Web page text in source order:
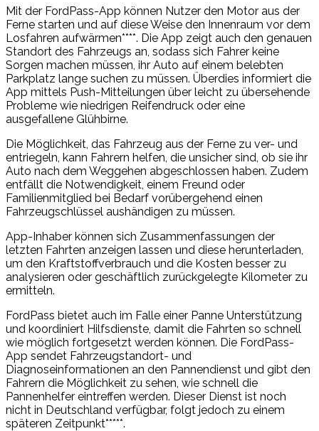
Mit der FordPass-App können Nutzer den Motor aus der
Ferne starten und auf diese Weise den Innenraum vor dem
Losfahren aufwärmen****. Die App zeigt auch den genauen
Standort des Fahrzeugs an, sodass sich Fahrer keine
Sorgen machen müssen, ihr Auto auf einem belebten
Parkplatz lange suchen zu müssen. Überdies informiert die
App mittels Push-Mitteilungen über leicht zu übersehende
Probleme wie niedrigen Reifendruck oder eine
ausgefallene Glühbirne.
Die Möglichkeit, das Fahrzeug aus der Ferne zu ver- und
entriegeln, kann Fahrern helfen, die unsicher sind, ob sie ihr
Auto nach dem Weggehen abgeschlossen haben. Zudem
entfällt die Notwendigkeit, einem Freund oder
Familienmitglied bei Bedarf vorübergehend einen
Fahrzeugschlüssel aushändigen zu müssen.
App-Inhaber können sich Zusammenfassungen der
letzten Fahrten anzeigen lassen und diese herunterladen,
um den Kraftstoffverbrauch und die Kosten besser zu
analysieren oder geschäftlich zurückgelegte Kilometer zu
ermitteln.
FordPass bietet auch im Falle einer Panne Unterstützung
und koordiniert Hilfsdienste, damit die Fahrten so schnell
wie möglich fortgesetzt werden können. Die FordPass-
App sendet Fahrzeugstandort- und
Diagnoseinformationen an den Pannendienst und gibt den
Fahrern die Möglichkeit zu sehen, wie schnell die
Pannenhelfer eintreffen werden. Dieser Dienst ist noch
nicht in Deutschland verfügbar, folgt jedoch zu einem
späteren Zeitpunkt*****.